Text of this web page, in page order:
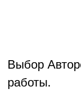
Выбор
работы.